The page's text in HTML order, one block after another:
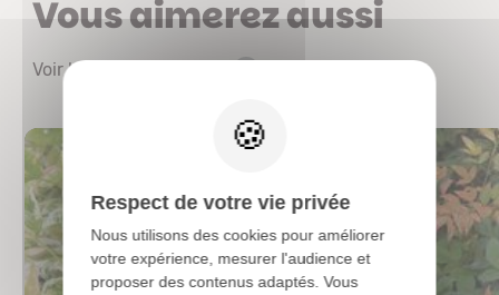
Vous aimerez aussi
Voir les autres produits
Respect de votre vie privée
Nous utilisons des cookies pour améliorer
votre expérience, mesurer l'audience et
proposer des contenus adaptés. Vous